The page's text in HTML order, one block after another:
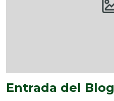
Entrada del Blog